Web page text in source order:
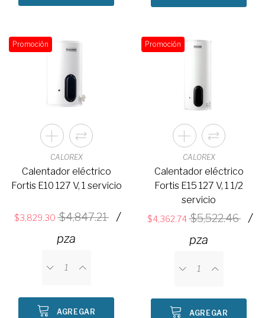
Promoción
CALOREX
Calentador eléctrico
Fortis E10 127 V, 1 servicio
3,829.30 4,847.21
/
pza
AGREGAR
Promoción
CALOREX
Calentador eléctrico
Fortis E15 127 V, 1 1/2
servicio
4,362.74 5,522.46
/
pza
AGREGAR